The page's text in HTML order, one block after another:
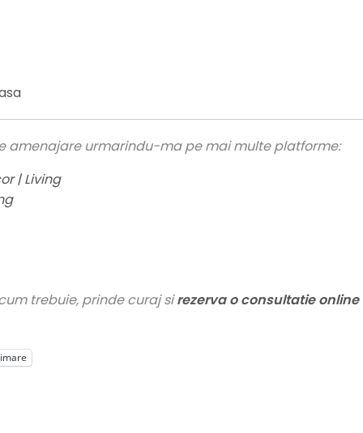
amenajare urmarindu-ma pe mai multe platforme:
| Living
trebuie, prinde curaj sirezerva o consultatie online